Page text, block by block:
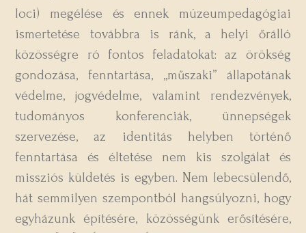
loci) megélése és ennek múzeumpedagógiai
ismertetése továbbra is ránk, a helyi őrálló
közösségre ró fontos feladatokat: az örökség
gondozása, fenntartása, „műszaki” állapotának
védelme, jogvédelme, valamint rendezvények,
tudományos konferenciák, ünnepségek
szervezése, az identitás helyben történő
fenntartása és éltetése nem kis szolgálat és
missziós küldetés is egyben. Nem lebecsülendő,
hát semmilyen szempontból hangsúlyozni, hogy
egyházunk építésére, közösségünk erősítésére,